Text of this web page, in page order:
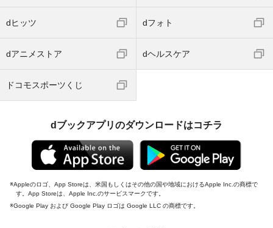
dヒッツ dフォト
dアニメストア dヘルスケア
ドコモスポーツくじ
dブックアプリのダウンロードはコチラ
Appleのロゴ、App Storeは、米国もしくはその他の国や地域におけるApple Inc.の商標で
す。App Storeは、Apple Inc.のサービスマークです。
Google Play および Google Play ロゴは Google LLC の商標です。